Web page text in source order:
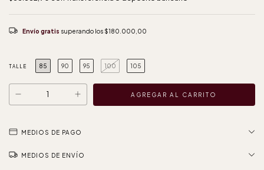
Envío gratis superando los $180.000,00
TALLE 85 90 95 100 105
MEDIOS DE PAGO
MEDIOS DE ENVÍO